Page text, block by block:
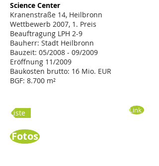
Science Center
Kranenstraße 14, Heilbronn
Wettbewerb 2007, 1. Preis
Beauftragung LPH 2-9
Bauherr: Stadt Heilbronn
Bauzeit: 05/2008 - 09/2009
Eröffnung 11/2009
Baukosten brutto: 16 Mio. EUR
BGF: 8.700 m²
Liste Link
Fotos